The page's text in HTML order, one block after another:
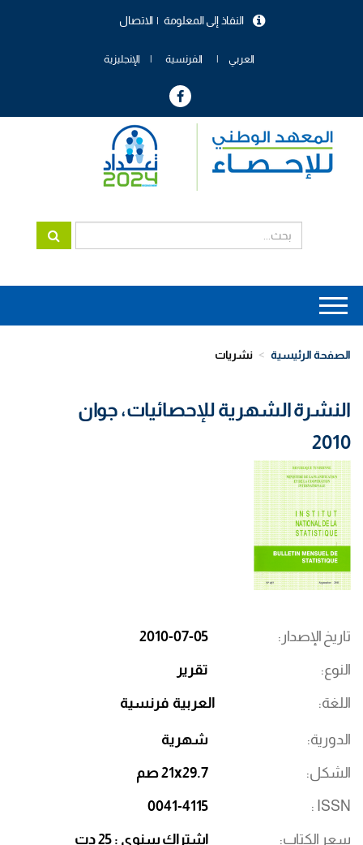
الاتصال النفاذ إلى المعلومة
العربي الفرنسية الإنجليزية
Main
navigation
الصفحة الرئيسية نشريات
النشرة الشهرية للإحصائيات، جوان
2010
تاريخ الإصدار 2010-07-05
النوع تقرير
اللغة العربية فرنسية
الدورية شهرية
الشكل 21x29.7 صم
ISSN
0041-4115
سعر الكتاب إشتراك سنوي : 25 دت